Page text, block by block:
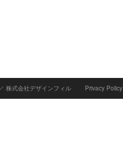
株式会社デザインフィル Privacy Policy